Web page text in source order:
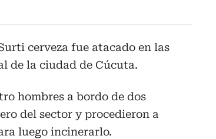
cerveza fue atacado en las
de la ciudad de Cúcuta.
hombres a bordo de dos
del sector y procedieron a
luego incinerarlo.